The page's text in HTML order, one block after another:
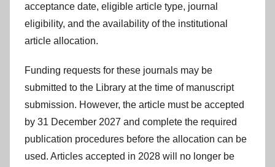
acceptance date, eligible article type, journal
eligibility, and the availability of the institutional
article allocation.
Funding requests for these journals may be
submitted to the Library at the time of manuscript
submission. However, the article must be accepted
by 31 December 2027 and complete the required
publication procedures before the allocation can be
used. Articles accepted in 2028 will no longer be